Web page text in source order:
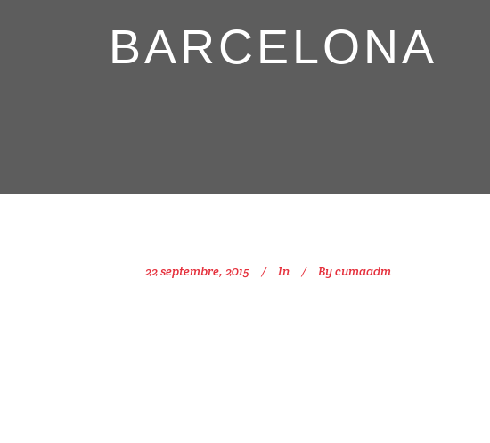
BARCELONA
22 septembre, 2015 In Bycumaadm